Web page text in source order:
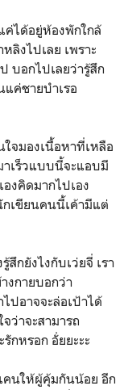
ได้อยู่ห้องพักใกล้
ลิงไปเลย เพราะ
บอกไปเลยว่ารู้สึก
แค่ชายบำเรอ
มองเนื้อหาที่เหลือ
าเร็วแบบนี้จะแอบมี
งคิดมากไปเอง
กเขียนคนนี้เค้ามีแต่
ยังไงกับเว่ยจี่ เรา
งกายบอกว่า
ปอาจจะล่อเป้าได้
ว่าจะสามารถ
กหรอก อั่ยยะะะ
นให้ผู้คุ้มกันน้อย อีก